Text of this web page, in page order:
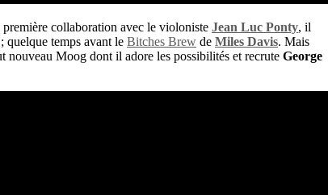
collaboration avec le violoniste Jean Luc Ponty, il
quelque temps avant le Bitches Brew de Miles Davis. Mais
nouveau Moog dont il adore les possibilités et recrute George